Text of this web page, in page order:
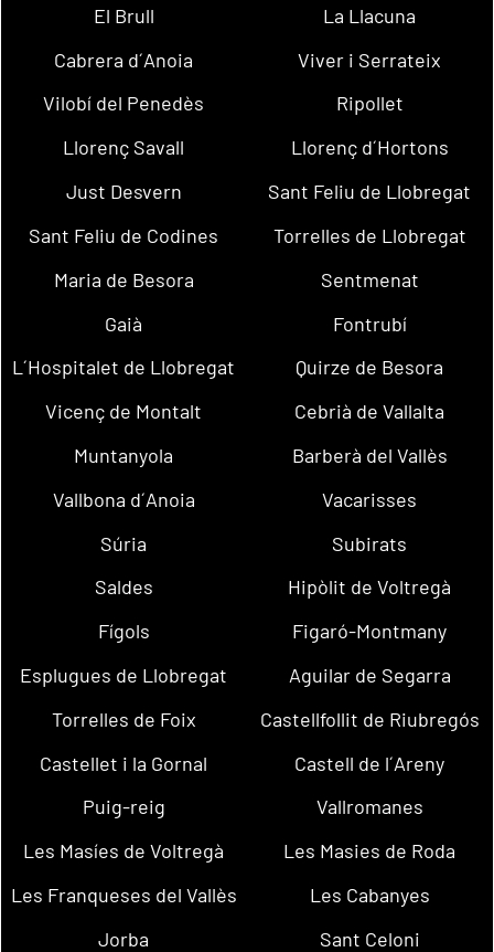
El Brull
La Llacuna
Cabrera d´Anoia
Viver i Serrateix
Vilobí del Penedès
Ripollet
Llorenç Savall
Llorenç d´Hortons
Just Desvern
Sant Feliu de Llobregat
Sant Feliu de Codines
Torrelles de Llobregat
Maria de Besora
Sentmenat
Gaià
Fontrubí
L´Hospitalet de Llobregat
Quirze de Besora
Vicenç de Montalt
Cebrià de Vallalta
Muntanyola
Barberà del Vallès
Vallbona d´Anoia
Vacarisses
Súria
Subirats
Saldes
Hipòlit de Voltregà
Fígols
Figaró-Montmany
Esplugues de Llobregat
Aguilar de Segarra
Torrelles de Foix
Castellfollit de Riubregós
Castellet i la Gornal
Castell de l´Areny
Puig-reig
Vallromanes
Les Masíes de Voltregà
Les Masies de Roda
Les Franqueses del Vallès
Les Cabanyes
Jorba
Sant Celoni